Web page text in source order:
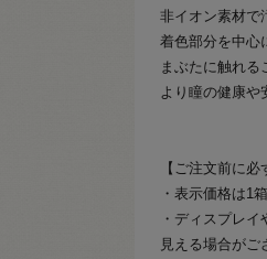
非イオン素材で
着色部分を中心
まぶたに触れる
より瞳の健康や
【ご注文前に必
・表示価格は1
・ディスプレ
見える場合がご